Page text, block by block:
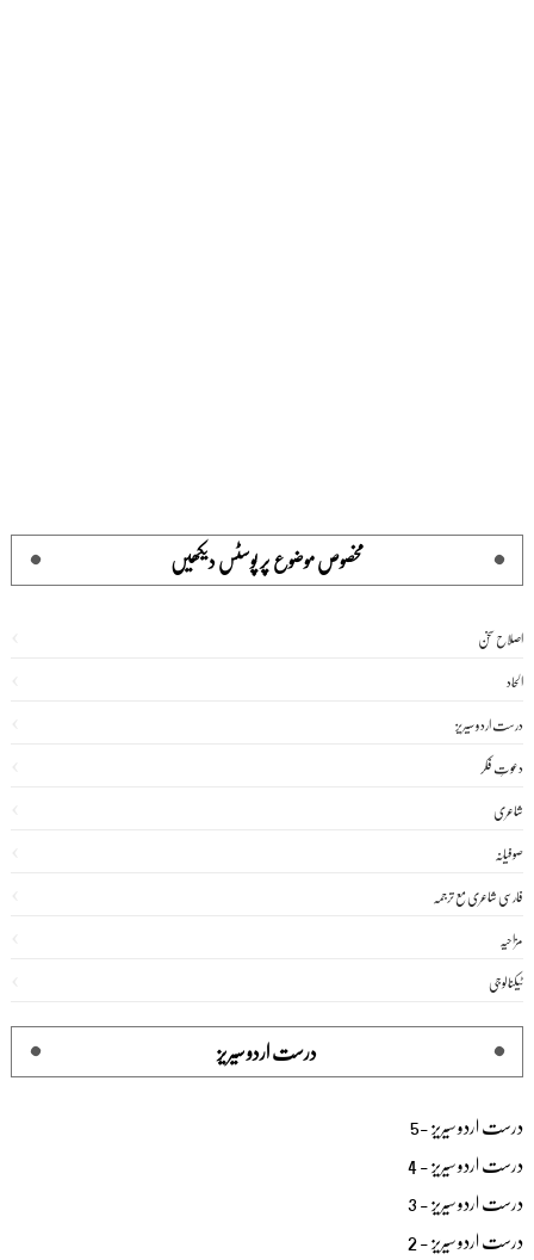
مخصوص موضوع پر پوسٹس دیکھیں
اصلاح سخن
الحاد
درست اردو سیریز
دعوتِ فکر
شاعری
صوفیانہ
فارسی شاعری مع ترجمہ
مزاحیہ
ٹیکنالوجی
درست اردو سیریز
درست اردو سیریز -5
درست اردو سیریز - 4
درست اردو سیریز - 3
درست اردو سیریز - 2